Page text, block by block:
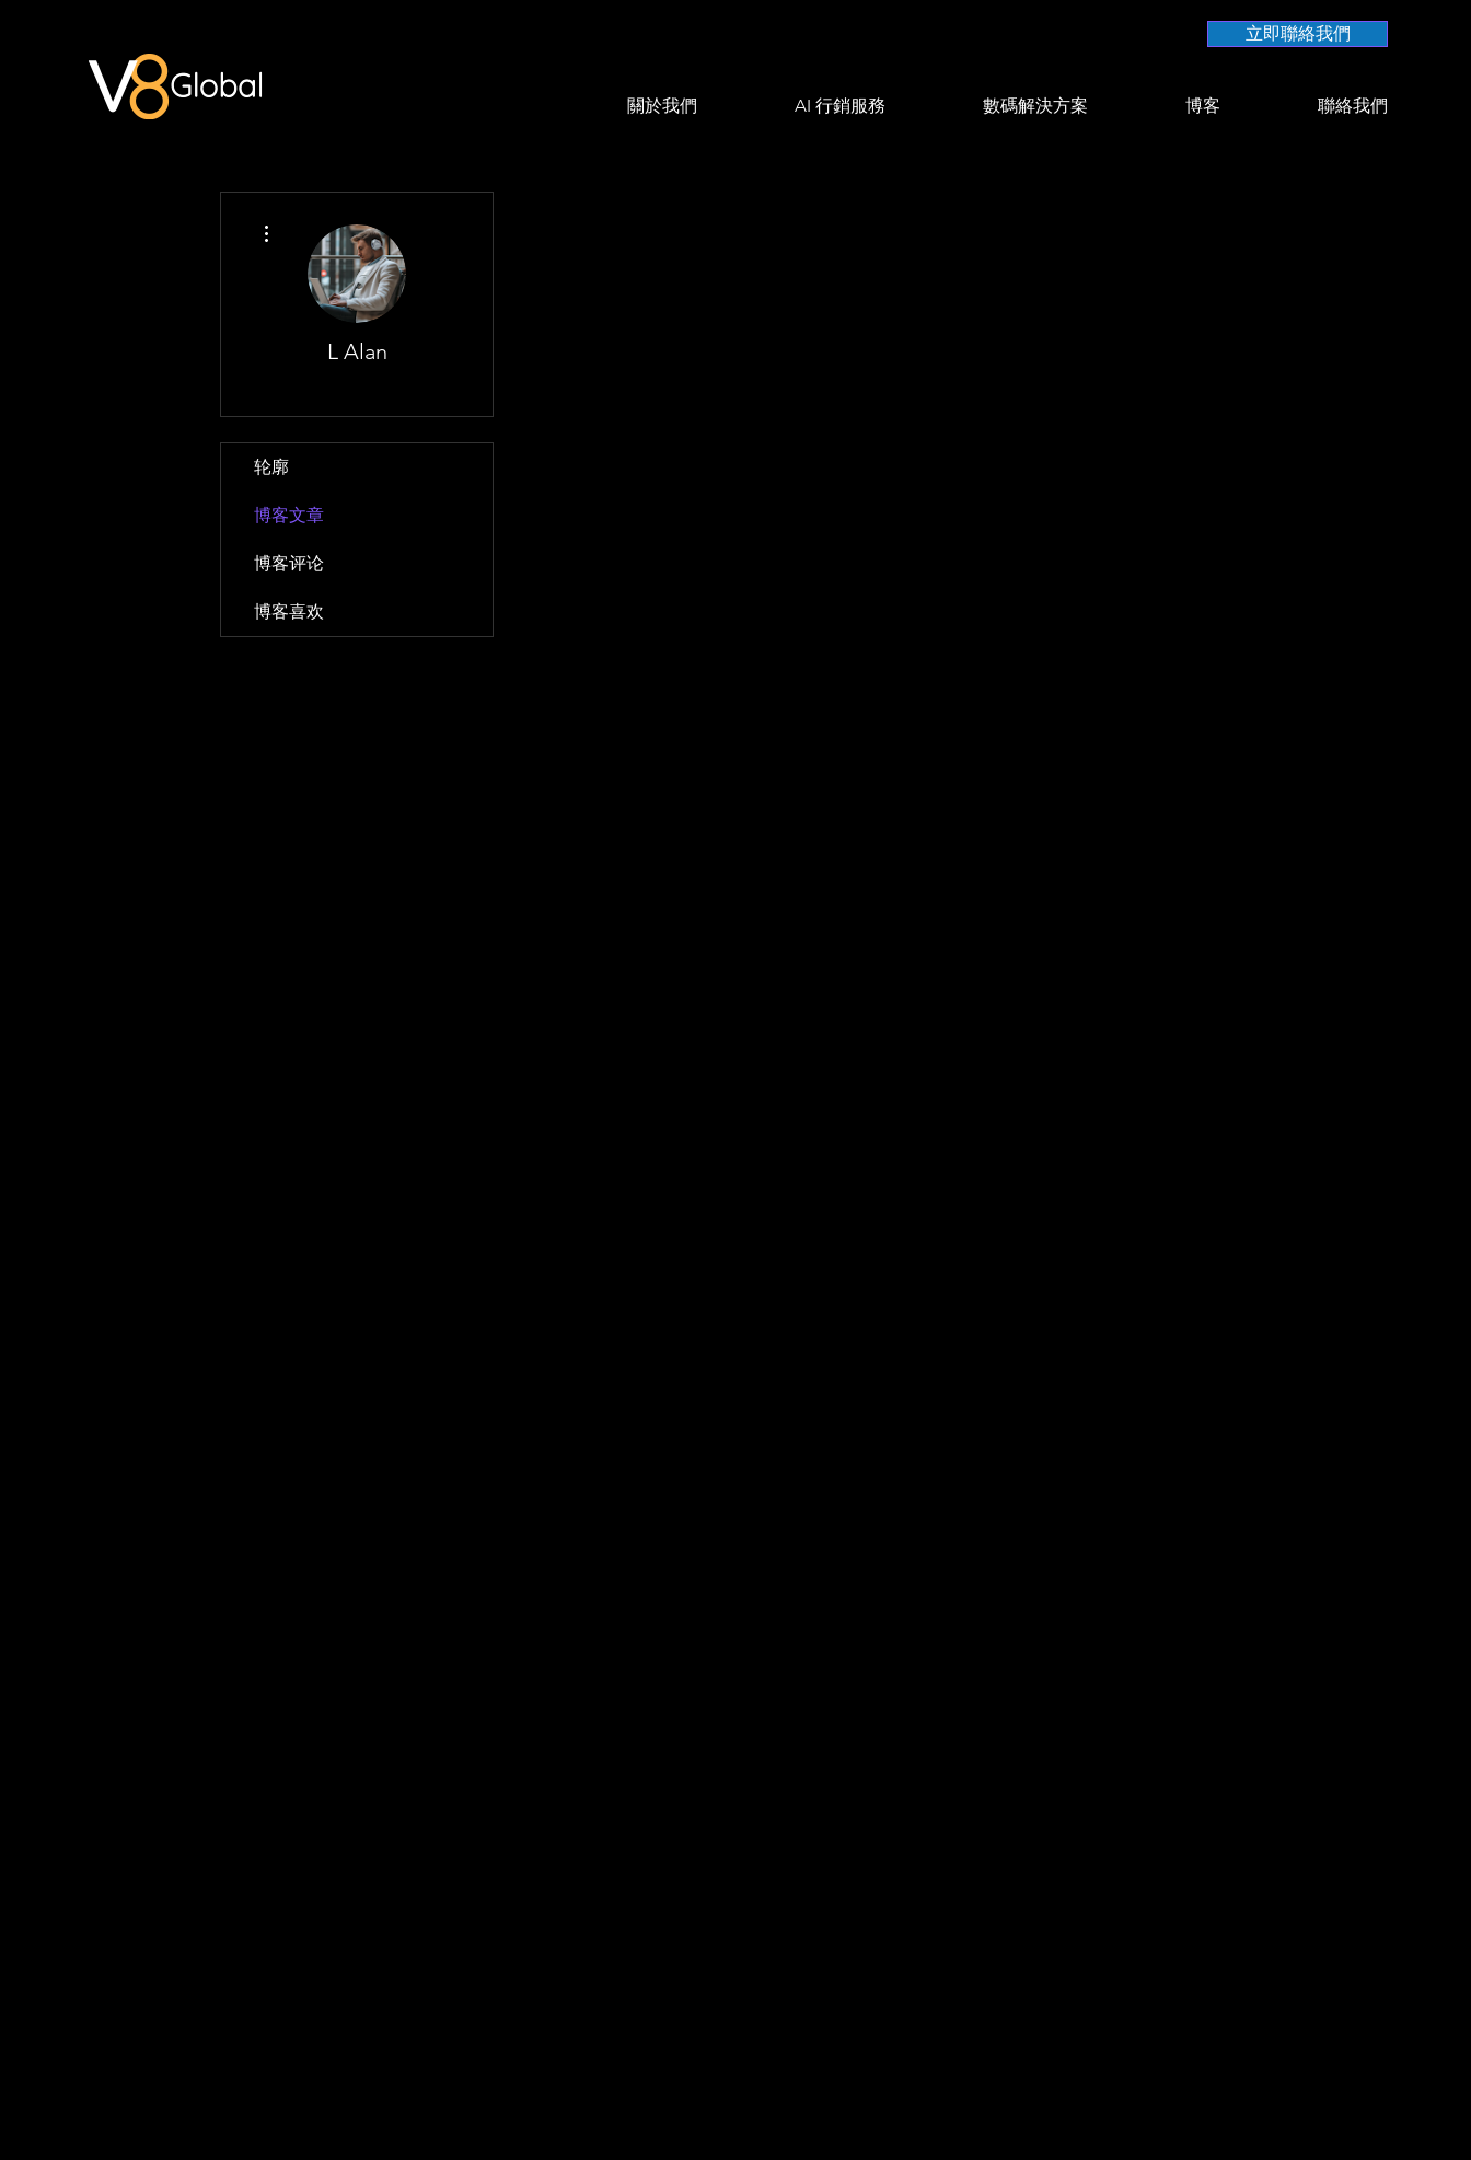
立即聯絡我們
關於我們 AI 行銷服務 數碼解決方案 博客 聯絡我們
L Alan
轮廓
博客文章
博客评论
博客喜欢